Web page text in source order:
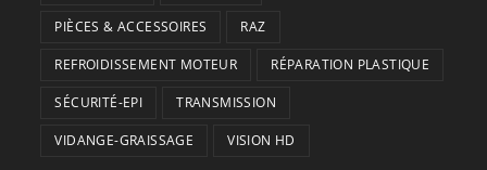
PIÈCES & ACCESSOIRES RAZ
REFROIDISSEMENT MOTEUR RÉPARATION PLASTIQUE
SÉCURITÉ-EPI TRANSMISSION
VIDANGE-GRAISSAGE VISION HD